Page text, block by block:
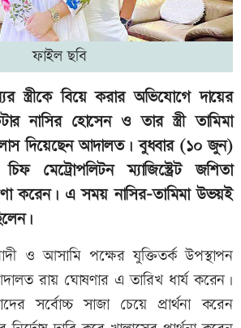
ফাইল ছবি
স্ত্রীকে বিয়ে করার অভিযোগে দায়ের
নাসির হোসেন ও তার স্ত্রী তামিমা
দিয়েছেন আদালত। বুধবার (১০ জুন)
মেট্রোপলিটন ম্যাজিস্ট্রেট জশিতা
করেন। এ সময় নাসির-তামিমা উভয়ই
ও আসামি পক্ষের যুক্তিতর্ক উপস্থাপন
রায় ঘোষণার এ তারিখ ধার্য করেন।
সর্বোচ্চ সাজা চেয়ে প্রার্থনা করেন